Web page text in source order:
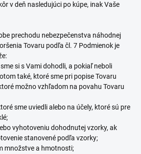
v deň nasledujúci po kúpe, inak Vaše
prechodu nebezpečenstva náhodnej
Tovaru podľa čl. 7 Podmienok je
si s Vami dohodli, a pokiaľ neboli
také, ktoré sme pri popise Tovaru
možno vzhľadom na povahu Tovaru
sme uviedli alebo na účely, ktoré sú pre
vyhotoveniu dohodnutej vzorky, ak
stanovené podľa vzorky;
množstve a hmotnosti;